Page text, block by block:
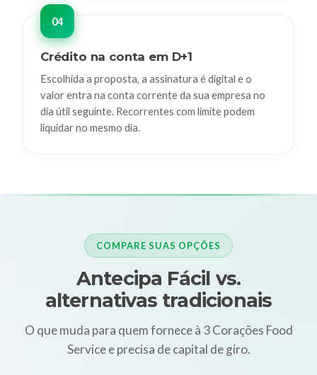
Crédito na conta em D+1
Escolhida a proposta, a assinatura é digital e o
valor entra na conta corrente da sua empresa no
dia útil seguinte. Recorrentes com limite podem
liquidar no mesmo dia.
COMPARE SUAS OPÇÕES
Antecipa Fácil vs.
alternativas tradicionais
O que muda para quem fornece à 3 Corações Food
Service e precisa de capital de giro.